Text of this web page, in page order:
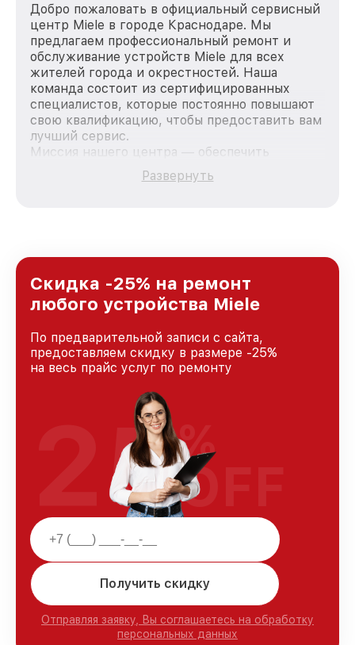
Добро пожаловать в официальный сервисный
центр Miele в городе Краснодаре. Мы
предлагаем профессиональный ремонт и
обслуживание устройств Miele для всех
жителей города и окрестностей. Наша
команда состоит из сертифицированных
специалистов, которые постоянно повышают
свою квалификацию, чтобы предоставить вам
лучший сервис.
Миссия нашего центра — обеспечить
качественный и доступный ремонт для
каждого пользователя продукции Miele, вне
Краснодаре, постоянно повышая уровень
доверия и лояльности наших клиентов.
Развернуть
Скидка -25% на ремонт
любого устройства Miele
По предварительной записи с сайта,
предоставляем скидку в размере -25%
на весь прайс услуг по ремонту
Получить скидку
Отправляя заявку, Вы соглашаетесь на обработку
персональных данных
25%
OFF